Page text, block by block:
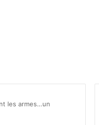
les armes…un